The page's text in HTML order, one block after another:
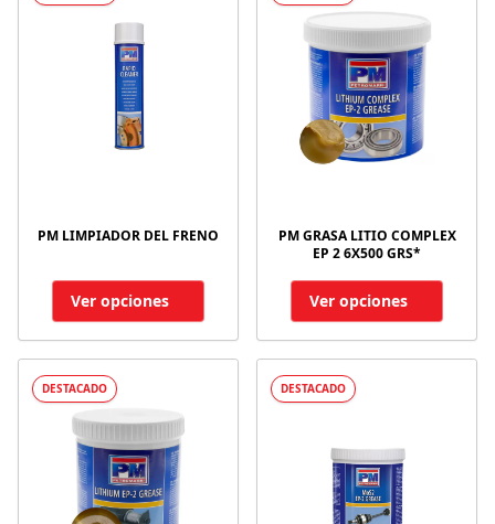
PM LIMPIADOR DEL FRENO
Ver opciones
PM GRASA LITIO COMPLEX
EP 2 6X500 GRS*
Ver opciones
DESTACADO DESTACADO